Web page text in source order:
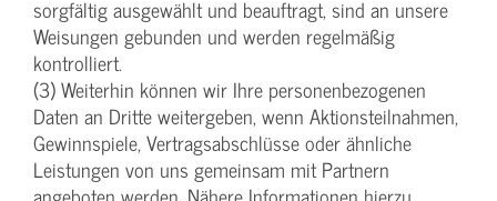
sorgfältig ausgewählt und beauftragt, sind an unsere
Weisungen gebunden und werden regelmäßig
kontrolliert.
(3) Weiterhin können wir Ihre personenbezogenen
Daten an Dritte weitergeben, wenn Aktionsteilnahmen,
Gewinnspiele, Vertragsabschlüsse oder ähnliche
Leistungen von uns gemeinsam mit Partnern